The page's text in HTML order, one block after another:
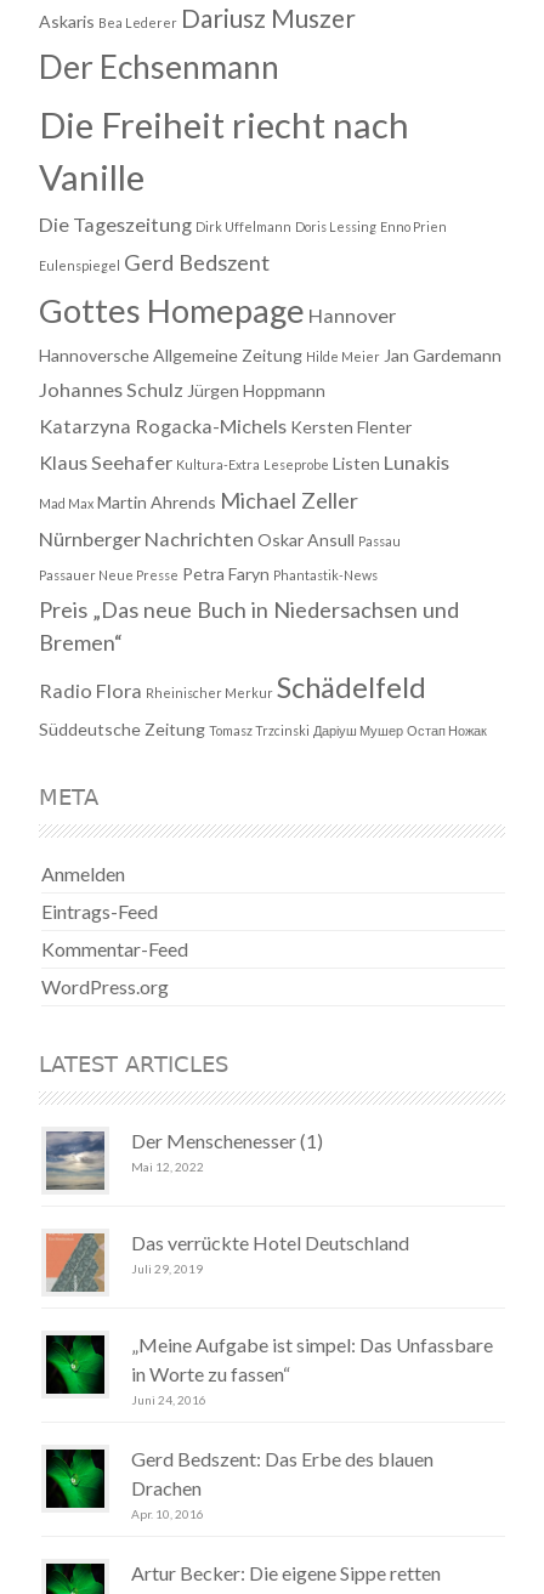
Askaris Bea Lederer Dariusz Muszer
Der Echsenmann
Die Freiheit riecht nach
Vanille
Die Tageszeitung Dirk Uffelmann Doris Lessing Enno Prien
Eulenspiegel Gerd Bedszent
Gottes Homepage Hannover
Hannoversche Allgemeine Zeitung Hilde Meier Jan Gardemann
Johannes Schulz Jürgen Hoppmann
Katarzyna Rogacka-Michels Kersten Flenter
Klaus Seehafer Kultura-Extra Leseprobe Listen Lunakis
Mad Max Martin Ahrends Michael Zeller
Nürnberger Nachrichten Oskar Ansull Passau
Passauer Neue Presse Petra Faryn Phantastik-News
Preis „Das neue Buch in Niedersachsen und
Bremen“
Radio Flora Rheinischer Merkur Schädelfeld
Süddeutsche Zeitung Tomasz Trzcinski Даріуш Мушер Остап Ножак
META
Anmelden
Eintrags-Feed
Kommentar-Feed
WordPress.org
LATEST ARTICLES
Der Menschenesser (1)
Mai 12, 2022
Das verrückte Hotel Deutschland
Juli 29, 2019
„Meine Aufgabe ist simpel: Das Unfassbare
in Worte zu fassen“
Juni 24, 2016
Gerd Bedszent: Das Erbe des blauen
Drachen
Apr. 10, 2016
Artur Becker: Die eigene Sippe retten